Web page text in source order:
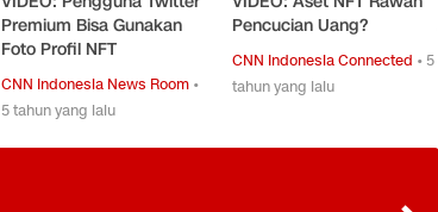
Premium Bisa Gunakan
Foto Profil NFT
CNN Indonesia News Room •
5 tahun yang lalu
Pencucian Uang?
CNN Indonesia Connected • 5
tahun yang lalu